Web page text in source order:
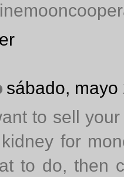
sábado, mayo
to sell
for
to do, then